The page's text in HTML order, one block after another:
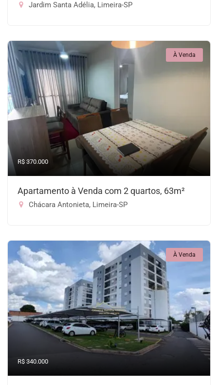
Jardim Santa Adélia, Limeira-SP
À Venda
R$ 370.000
Apartamento à Venda com 2 quartos, 63m²
Chácara Antonieta, Limeira-SP
À Venda
R$ 340.000